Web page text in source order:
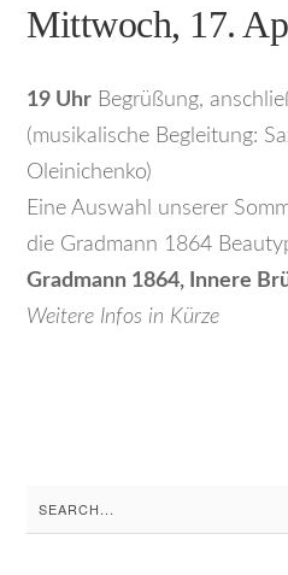
Mittwoch, 17.
19 Uhr Begrüßung,
(musikalische Begleitung:
Oleinichenko)
Eine Auswahl unserer
die Gradmann 1864
Gradmann 1864, Innere
Weitere Infos in Kürze
Search
for: